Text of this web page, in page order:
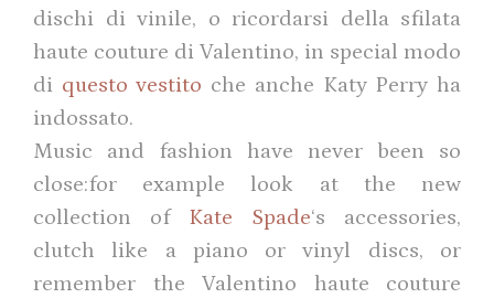
dischi di vinile, o ricordarsi della sfilata
haute couture di Valentino, in special modo
di questo vestito che anche Katy Perry ha
indossato.
Music and fashion have never been so
close:for example look at the new
collection of Kate Spade‘s accessories,
clutch like a piano or vinyl discs, or
remember the Valentino haute couture